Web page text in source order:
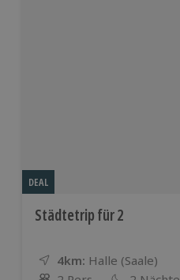
DEAL
Städtetrip für 2
4km: Entfernung
Standort
Halle (Saale)